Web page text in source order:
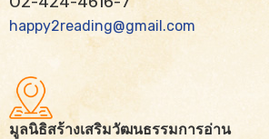
happy2reading@gmail.com
มูลนิธิสร้างเสริมวัฒนธรรมการอ่าน